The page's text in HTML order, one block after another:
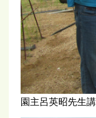
園主呂英昭先生